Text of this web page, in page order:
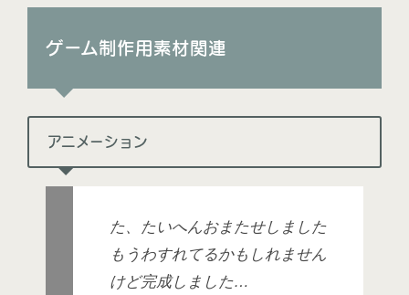
ゲーム制作用素材関連
アニメーション
た、たいへんおまたせしました
もうわすれてるかもしれません
けど完成しました…